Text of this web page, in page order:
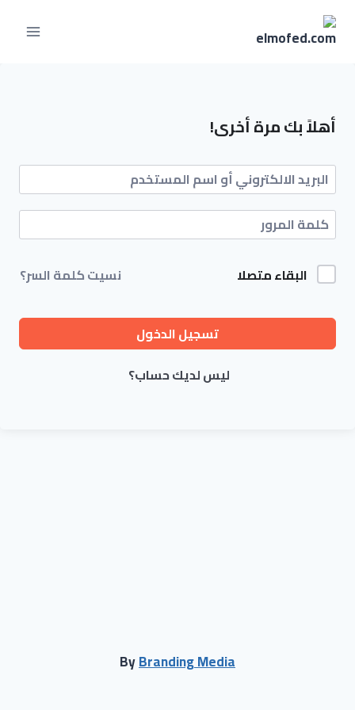
أهلاً بك مرة أخرى!
البقاء متصلا نسيت كلمة السر؟
تسجيل الدخول
ليس لديك حساب؟
ByBranding Media